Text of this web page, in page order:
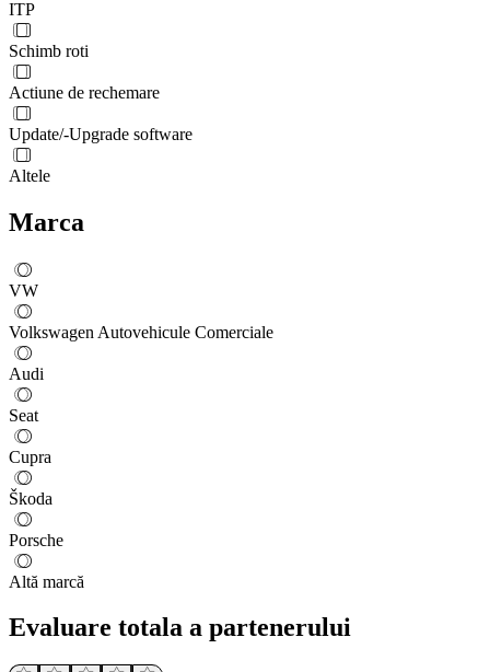
ITP
Schimb roti
Actiune de rechemare
Update/-Upgrade software
Altele
Marca
VW
Volkswagen Autovehicule Comerciale
Audi
Seat
Cupra
Škoda
Porsche
Altă marcă
Evaluare totala a partenerului